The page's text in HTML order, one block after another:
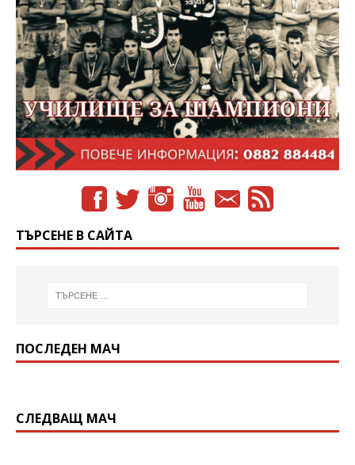
ТЪРСЕНЕ В САЙТА
ПОСЛЕДЕН МАЧ
СЛЕДВАЩ МАЧ